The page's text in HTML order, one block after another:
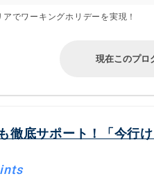
でワーキングホリデーを実現！
現在このプロ
徹底サポート！「今行け